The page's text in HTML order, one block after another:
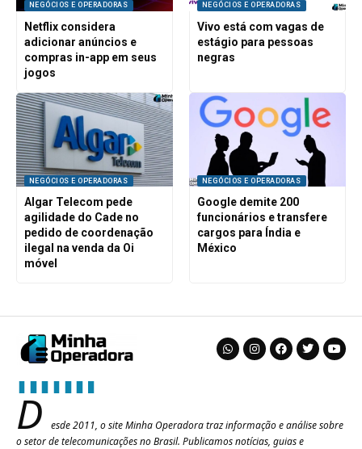
NEGÓCIOS E OPERADORAS
Netflix considera
adicionar anúncios e
compras in-app em seus
jogos
NEGÓCIOS E OPERADORAS
Vivo está com vagas de
estágio para pessoas
negras
NEGÓCIOS E OPERADORAS
Algar Telecom pede
agilidade do Cade no
pedido de coordenação
ilegal na venda da Oi
móvel
NEGÓCIOS E OPERADORAS
Google demite 200
funcionários e transfere
cargos para Índia e
México
D
esde 2011, o site Minha Operadora traz informação e análise sobre
o setor de telecomunicações no Brasil. Publicamos notícias, guias e